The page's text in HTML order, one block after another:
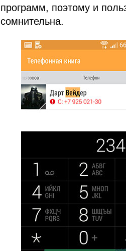
программ, поэтому и
сомнительна.